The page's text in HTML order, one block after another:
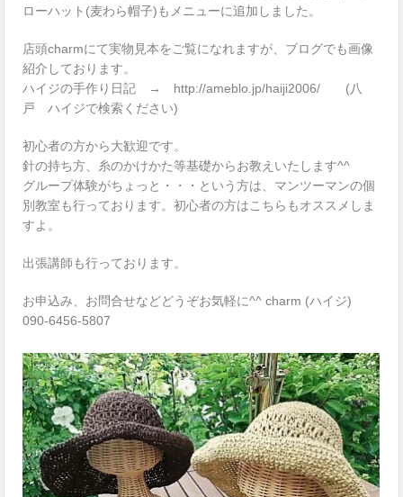
ローハット(麦わら帽子)もメニューに追加しました。
店頭charmにて実物見本をご覧になれますが、ブログでも画像
紹介しております。
ハイジの手作り日記 → http://ameblo.jp/haiji2006/ (八
戸 ハイジで検索ください)
初心者の方から大歓迎です。
針の持ち方、糸のかけかた等基礎からお教えいたします^^
グループ体験がちょっと・・・という方は、マンツーマンの個
別教室も行っております。初心者の方はこちらもオススメしま
すよ。
出張講師も行っております。
お申込み、お問合せなどどうぞお気軽に^^ charm (ハイジ)
090-6456-5807